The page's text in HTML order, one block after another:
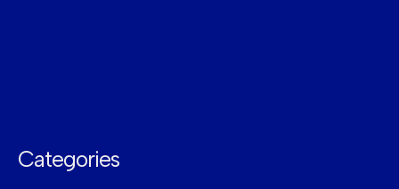
Categories